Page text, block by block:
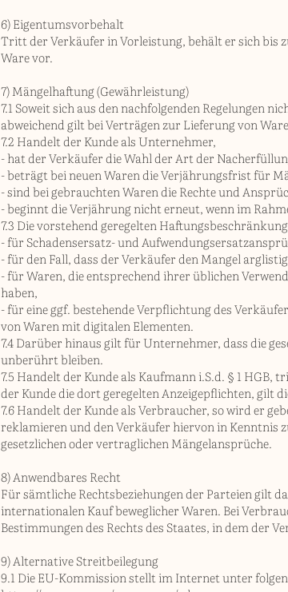
6) Eigentumsvorbehalt
Tritt der Verkäufer in Vorleistung, behält er sich bis
Ware vor.
7) Mängelhaftung (Gewährleistung)
7.1 Soweit sich aus den nachfolgenden Regelungen
abweichend gilt bei Verträgen zur Lieferung von
7.2 Handelt der Kunde als Unternehmer,
- hat der Verkäufer die Wahl der Art der
- beträgt bei neuen Waren die Verjährungsfrist für
- sind bei gebrauchten Waren die Rechte und
- beginnt die Verjährung nicht erneut, wenn im
7.3 Die vorstehend geregelten
- für Schadensersatz- und
- für den Fall, dass der Verkäufer den Mangel
- für Waren, die entsprechend ihrer üblichen
haben,
- für eine ggf. bestehende Verpflichtung des
von Waren mit digitalen Elementen.
7.4 Darüber hinaus gilt für Unternehmer, dass die
unberührt bleiben.
7.5 Handelt der Kunde als Kaufmann i.S.d. § 1
der Kunde die dort geregelten Anzeigepflichten, gilt
7.6 Handelt der Kunde als Verbraucher, so wird er
reklamieren und den Verkäufer hiervon in Kenntnis
gesetzlichen oder vertraglichen Mängelansprüche.
8) Anwendbares Recht
Für sämtliche Rechtsbeziehungen der Parteien gilt
internationalen Kauf beweglicher Waren. Bei
Bestimmungen des Rechts des Staates, in dem der
9) Alternative Streitbeilegung
9.1 Die EU-Kommission stellt im Internet unter